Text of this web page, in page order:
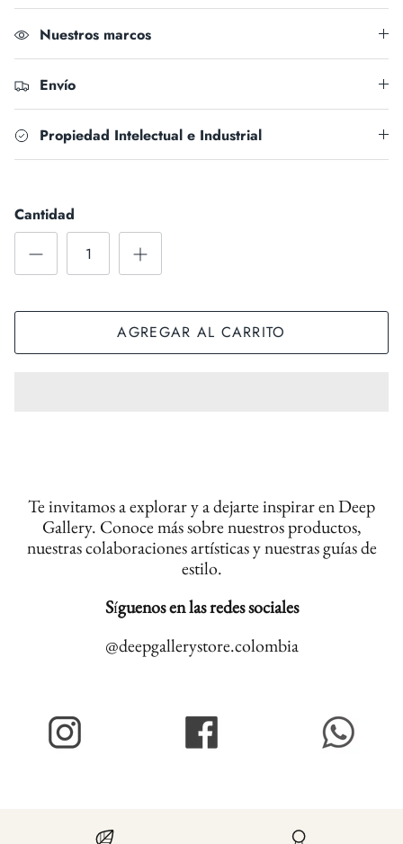
Nuestros marcos
Envío
Propiedad Intelectual e Industrial
Cantidad
AGREGAR AL CARRITO
Te invitamos a explorar y a dejarte inspirar en Deep
Gallery. Conoce más sobre nuestros productos,
nuestras colaboraciones artísticas y nuestras guías de
estilo.
Síguenos en las redes sociales
@deepgallerystore.colombia